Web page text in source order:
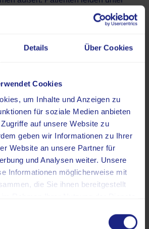
Details Über Cookies
Cookies
um Inhalte und Anzeigen zu
für soziale Medien anbieten
auf unsere Website zu
geben wir Informationen zu Ihrer
Website an unsere Partner für
und Analysen weiter. Unsere
Informationen möglicherweise mit
die Sie ihnen bereitgestellt
38,5°C, begleitet von starkem
Schüttelfrost. Handelt es sich um
bedeutet, das Sekret ist sichtbar
können im Sekret außerdem blutige
entwickelt sich Atemnot, die zu
führen kann. In der Brust
außerdem Schmerzen
weicht von den
deutlich ab. Es handelt sich
die sich als milder darstellt, mit
Fieber;